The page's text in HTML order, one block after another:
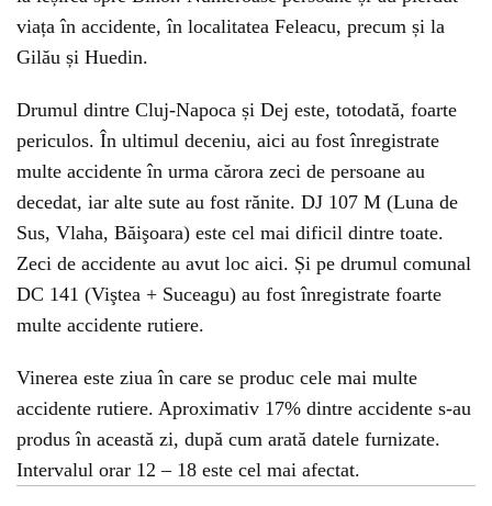
viața în accidente, în localitatea Feleacu, precum și la
Gilău și Huedin.
Drumul dintre Cluj-Napoca și Dej este, totodată, foarte
periculos. În ultimul deceniu, aici au fost înregistrate
multe accidente în urma cărora zeci de persoane au
decedat, iar alte sute au fost rănite. DJ 107 M (Luna de
Sus, Vlaha, Băişoara) este cel mai dificil dintre toate.
Zeci de accidente au avut loc aici. Și pe drumul comunal
DC 141 (Viştea + Suceagu) au fost înregistrate foarte
multe accidente rutiere.
Vinerea este ziua în care se produc cele mai multe
accidente rutiere. Aproximativ 17% dintre accidente s-au
produs în această zi, după cum arată datele furnizate.
Intervalul orar 12 – 18 este cel mai afectat.